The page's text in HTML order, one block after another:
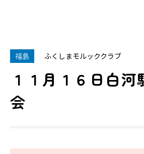
福島 ふくしまモルッククラブ
１１月１６日白河
会